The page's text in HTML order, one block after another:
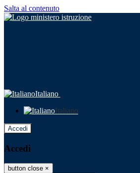
Salta al contenuto
Italiano
Italiano
Accedi
Accedi
button close ×